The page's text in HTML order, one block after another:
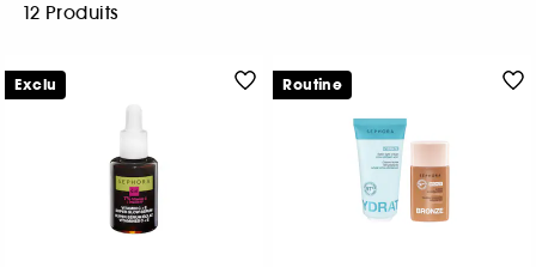
12 Produits
Exclu Routine